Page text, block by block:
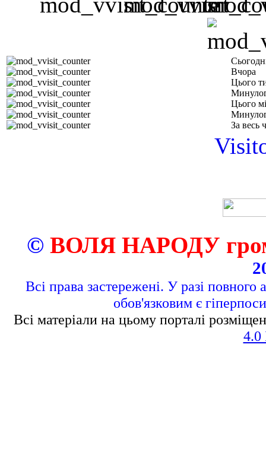
Вчора
Цього
Цього
За весь
© ВОЛЯ НАРОДУ
Всі права застережені. У разі повного
обов'язковим є
Всі матеріали на цьому порталі
4.0